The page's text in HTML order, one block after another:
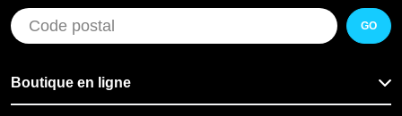
GO
Boutique en ligne